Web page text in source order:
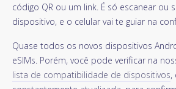
código QR ou um link. É só escanear ou
dispositivo, e o celular vai te guiar na
Quase todos os novos dispositivos
eSIMs. Porém, você pode verificar na
lista de compatibilidade de dispositivos,